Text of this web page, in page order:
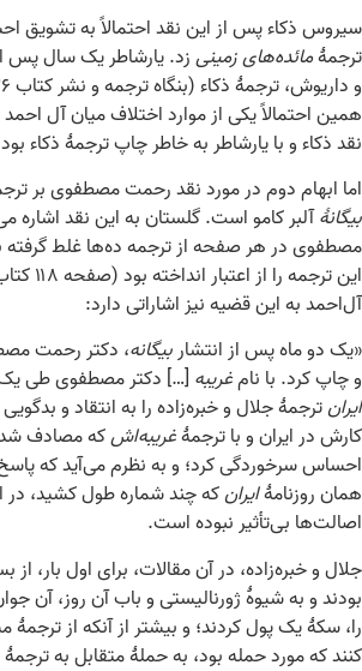
سیروس ذکاء پس از این نقد احتمالاً به تشویق
ترجمهٔمائده‌های زمینیزد. یارشاطر یک ‌سال پس
همین احتمالاً یکی از موارد اختلاف میان آل
نقد ذکاء و با یارشاطر به خاطر چاپ ترجمهٔ ذکاء
اما ابهام دوم در مورد نقد رحمت مصطفوی بر
بیگانهٔآلبر کامو است. گلستان به این نقد
مصطفوی در هر صفحه از ترجمه ده‌ها غلط گرفته
این
آل‌احمد به این قضیه نیز اشاراتی دارد:
«یک دو ماه پس از انتشاربیگانه، دکتر رحمت
و چاپ کرد. با نامغریبه […] دکتر مصطفوی طی یک
ایرانترجمهٔ جلال و خبره‌زاده را به انتقاد و
کارش در ایران و با ترجمهٔغریبه‌اشکه مصادف شد
احساس سرخوردگی کرد؛ و به نظرم می‌آید که پاسخ
همان روزنامهٔایرانکه چند شماره طول کشید، در
اصالت‌ها بی‌تأثیر نبوده است.
جلال و خبره‌زاده، در آن مقالات، برای اول بار،
بودند و به شیوهٔ ژورنالیستی و باب آن روز، آن
را، سکهٔ یک پول کردند؛ و بیشتر از آنکه از
کنند که مورد حمله بود، به حملهٔ متقابل به